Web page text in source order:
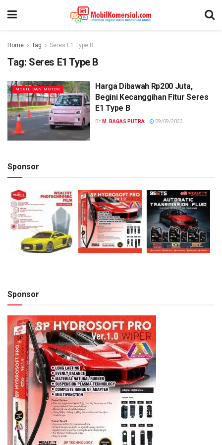
Home Tag Seres E1 Type B
Tag: Seres E1 Type B
MOBIL DAN MOTOR
Harga Dibawah Rp200 Juta,
Begini Kecanggihan Fitur Seres
E1 Type B
BY M. BAGAS PUTRA 09/09/2023
Sponsor
Sponsor